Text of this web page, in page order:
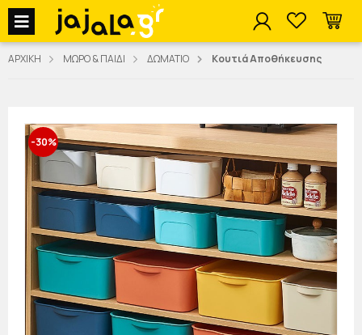
jajala Menu
ΑΡΧΙΚΗ ΜΩΡΟ & ΠΑΙΔΙ ΔΩΜΑΤΙΟ Κουτιά Αποθήκευσης
-30%